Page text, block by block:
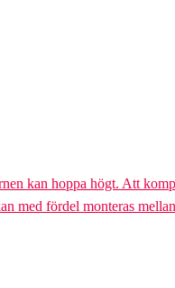
kan hoppa högt. Att
med fördel monteras